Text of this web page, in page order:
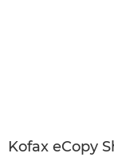
Kofax eCopy